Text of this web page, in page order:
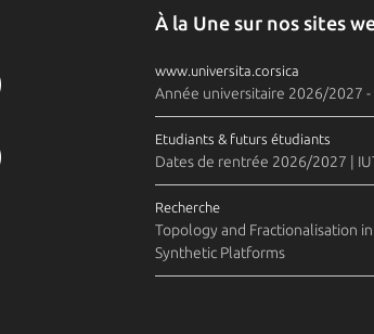
À la Une sur nos sites
www.universita.corsica
Année universitaire 2026/2027
Etudiants & futurs étudiants
Dates de rentrée 2026/2027 |
Recherche
Topology and Fractionalisation
Synthetic Platforms